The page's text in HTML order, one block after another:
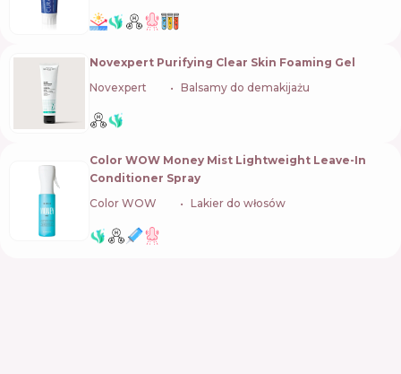
Novexpert Purifying Clear Skin Foaming Gel
Novexpert
Balsamy do demakijażu
Color WOW Money Mist Lightweight Leave-In
Conditioner Spray
Color WOW
Lakier do włosów